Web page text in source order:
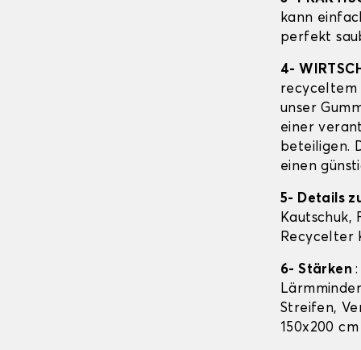
kann
perfekt
4-
recyceltem
unser
einer
beteiligen.
einen
5- Details
Kautschuk,
Recycelter
6- Stärken
Streifen,
150x200 cm